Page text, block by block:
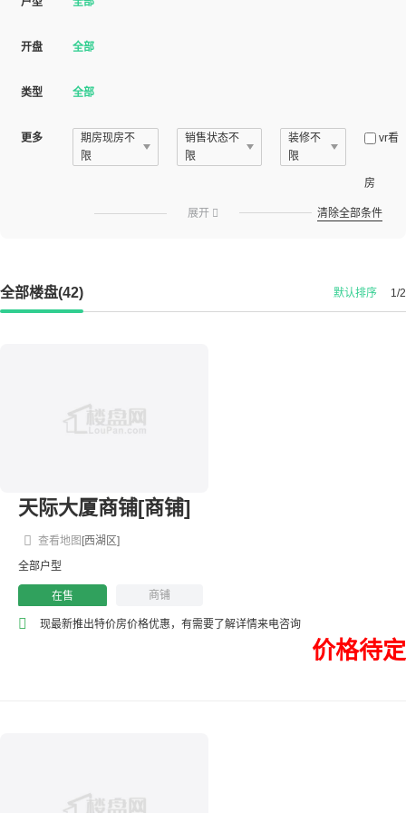
开盘 全部
类型 全部
更多
期房现房不
限
销售状态不
限
装修不
限
vr看
房
展开  清除全部条件
全部楼盘(42) 1/2
默认排序
天际大厦商铺[商铺]
[西湖区]
查看地图
全部户型
在售 商铺
现最新推出特价房价格优惠，有需要了解详情来电咨询
价格待定